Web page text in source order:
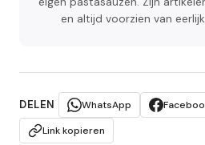
en altijd voorzien van
DELEN WhatsApp
Link kopieren